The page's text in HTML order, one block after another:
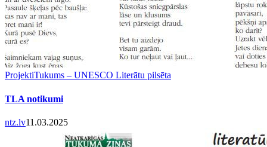
ProjektiTukums – UNESCO Literātu pilsēta
TLA notikumi
ntz.lv11.03.2025